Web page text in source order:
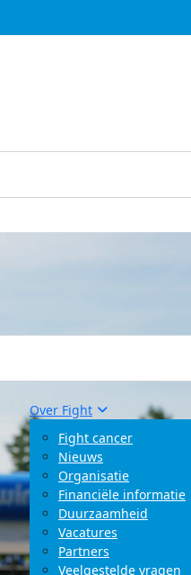
Over Fight
Fight cancer
Nieuws
Organisatie
Financiële informatie
Duurzaamheid
Vacatures
Partners
Veelgestelde vragen